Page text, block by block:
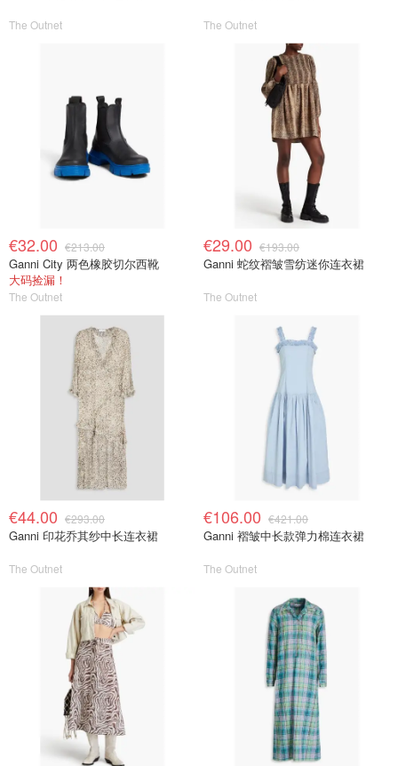
The Outnet The Outnet
€32.00 €213.00
Ganni City 两色橡胶切尔西靴
大码捡漏！
The Outnet
€29.00 €193.00
Ganni 蛇纹褶皱雪纺迷你连衣裙
The Outnet
€44.00 €293.00
Ganni 印花乔其纱中长连衣裙
The Outnet
€106.00 €421.00
Ganni 褶皱中长款弹力棉连衣裙
The Outnet